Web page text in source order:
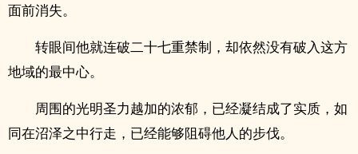
面前消失。
转眼间他就连破二十七重禁制，却依然没有破入这方
地域的最中心。
周围的光明圣力越加的浓郁，已经凝结成了实质，如
同在沼泽之中行走，已经能够阻碍他人的步伐。